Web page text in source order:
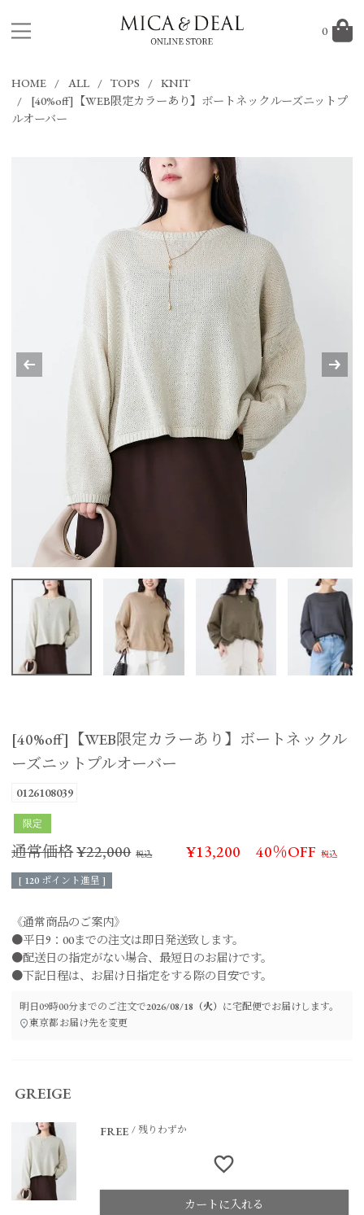
0
HOME ALL TOPS
KNIT
[40%off]【WEB限定カラーあり】ボートネックルーズニットプ
ルオーバー
[40%off]【WEB限定カラーあり】ボートネックル
ーズニットプルオーバー
0126108039
限定
通常価格¥22,000 ¥13,200 40％OFF
[ 120 ポイント進呈 ]
《通常商品のご案内》
●平日9：00までの注文は即日発送致します。
●配送日の指定がない場合、最短日のお届けです。
●下記日程は、お届け日指定をする際の目安です。
明日09時00分までのご注文で2026/08/18（火） に宅配便でお届けします。
東京都お届け先を変更
GREIGE
FREE 残りわずか
カートに入れる